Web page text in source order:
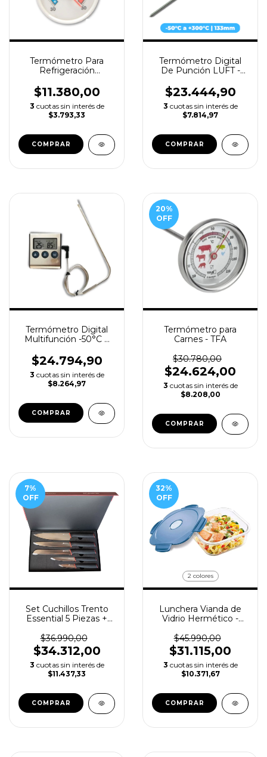
Termómetro Para
Refrigeración
Ø68mm
$11.380,00
3 cuotas sin interés de
$3.793,33
Termómetro Digital
De Punción LUFT -
Inoxidable 133mm
$23.444,90
3 cuotas sin interés de
$7.814,97
Termómetro Digital
Multifunción -50°C +
$24.794,90
3 cuotas sin interés de
$8.264,97
20%
OFF
Termómetro para
Carnes - TFA
$30.780,00
$24.624,00
3 cuotas sin interés de
$8.208,00
7%
OFF
Set Cuchillos Trento
Essential 5 Piezas +
$36.990,00
$34.312,00
3 cuotas sin interés de
$11.437,33
32%
OFF
2 colores
Lunchera Vianda de
Vidrio Hermético -
$45.990,00
$31.115,00
3 cuotas sin interés de
$10.371,67
COMPRAR